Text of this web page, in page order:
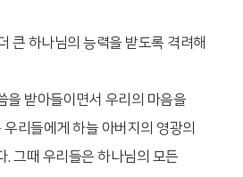
큰 하나님의 능력을 받도록 격려해
을 받아들이면서 우리의 마음을
리들에게 하늘 아버지의 영광의
. 그때 우리들은 하나님의 모든